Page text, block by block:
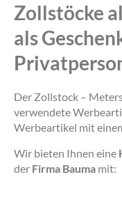
Zollstöcke
als
Der Zollstock –
verwendete
Werbeartikel mit
Wir bieten Ihnen eine
der Firma Bauma mit: